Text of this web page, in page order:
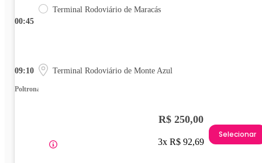
00:45
Terminal Rodoviário de Maracás
09:10 Terminal Rodoviário de Monte Azul
Poltrona
R$ 250,00
3x R$ 92,69
Selecionar